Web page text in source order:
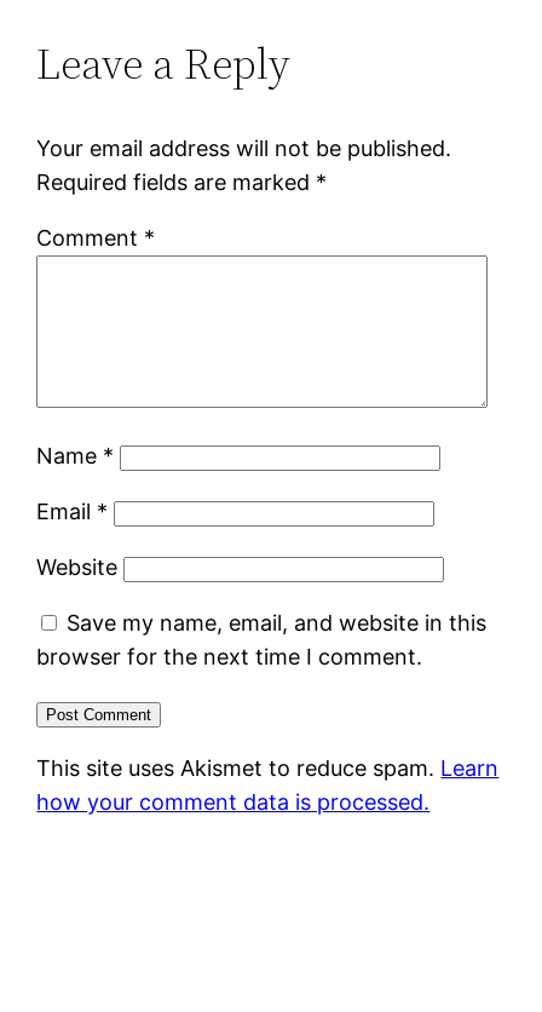
Leave a Reply
Your email address will not be published.
Required fields are marked *
Comment *
Name *
Email *
Website
Save my name, email, and website in this
browser for the next time I comment.
This site uses Akismet to reduce spam. Learn
how your comment data is processed.